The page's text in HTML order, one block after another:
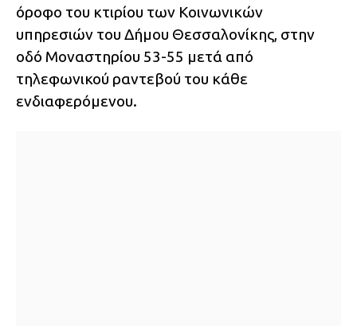
όροφο του κτιρίου των Κοινωνικών
υπηρεσιών του Δήμου Θεσσαλονίκης, στην
οδό Μοναστηρίου 53-55 μετά από
τηλεφωνικού ραντεβού του κάθε
ενδιαφερόμενου.